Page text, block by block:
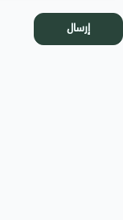
إرسال